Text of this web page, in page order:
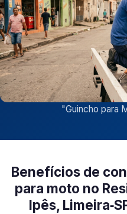
"Guincho para
Benefícios de
para moto no
Ipês,